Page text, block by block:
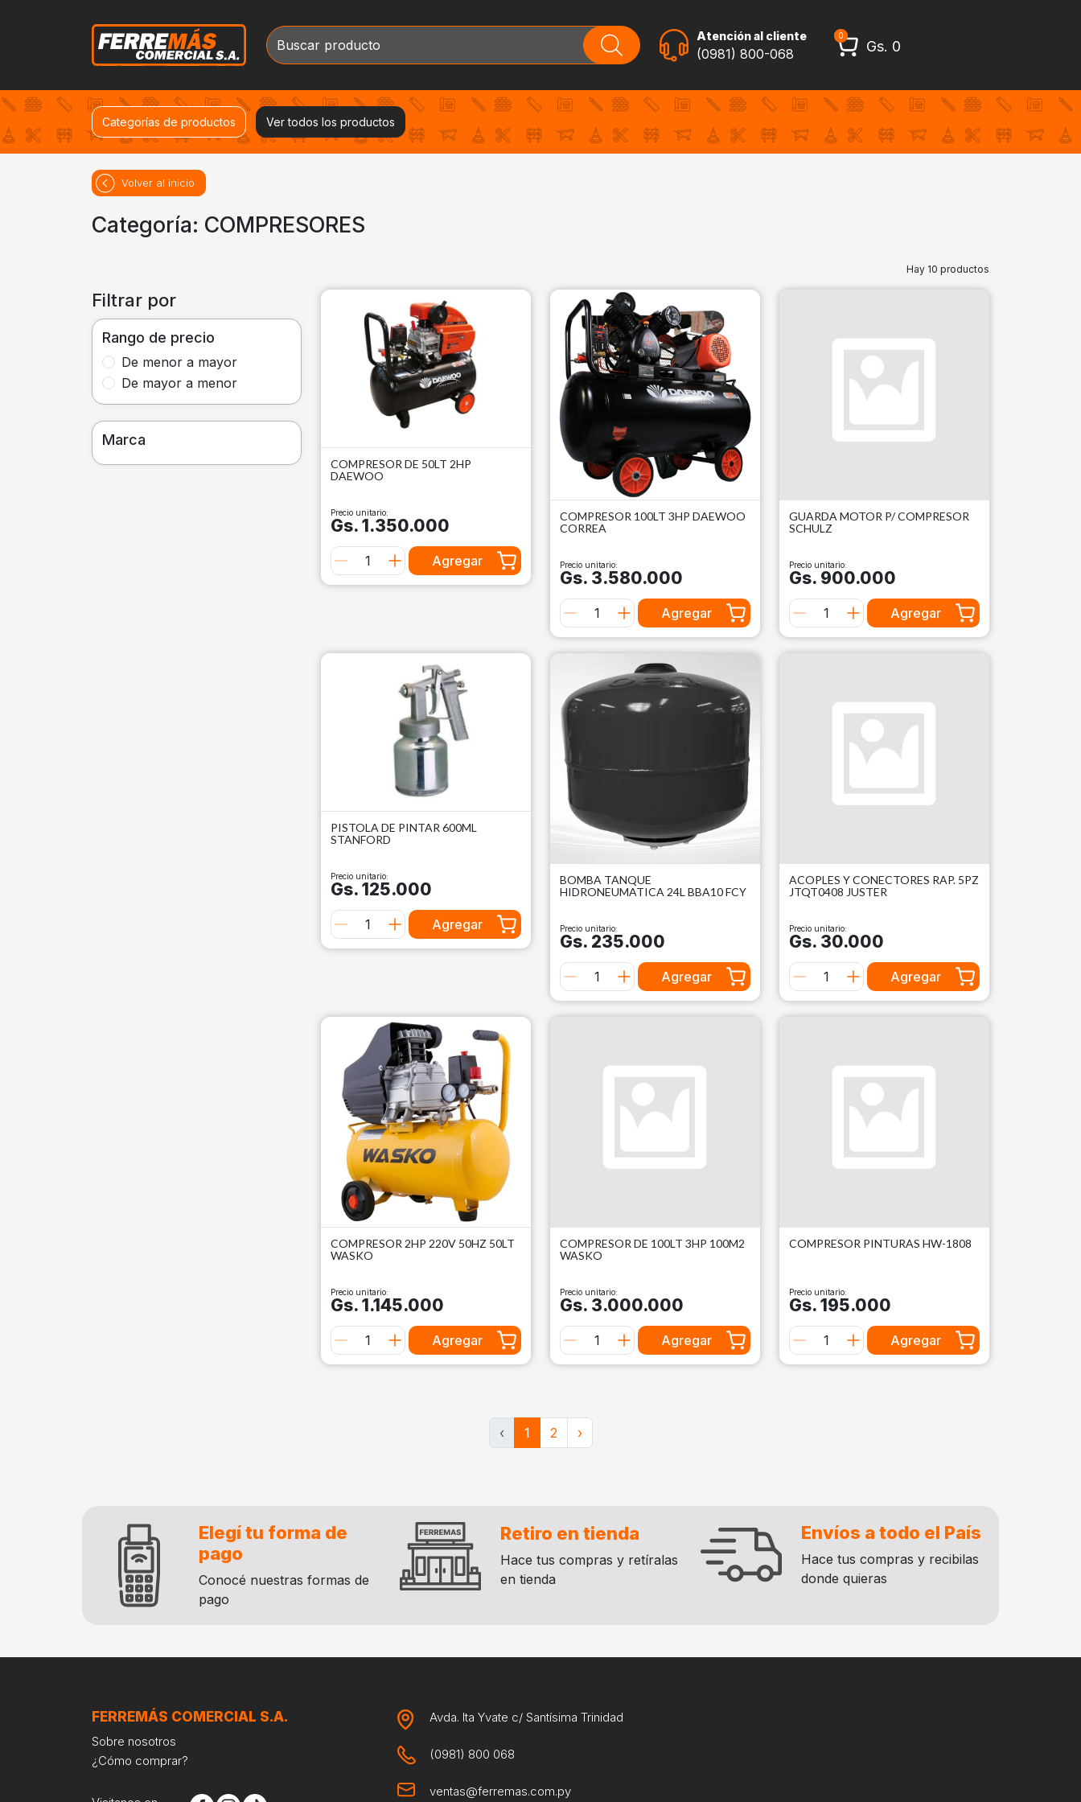
Atención al cliente
(0981) 800-068
0
Gs. 0
Categorías de productos Ver todos los productos
Volver al inicio
Categoría: COMPRESORES
Hay 10 productos
Filtrar por
Rango de precio
De menor a mayor
De mayor a menor
Marca
COMPRESOR DE 50LT 2HP
DAEWOO
Precio unitario:
Gs. 1.350.000
Agregar
COMPRESOR 100LT 3HP DAEWOO
CORREA
Precio unitario:
Gs. 3.580.000
Agregar
GUARDA MOTOR P/ COMPRESOR
SCHULZ
Precio unitario:
Gs. 900.000
Agregar
PISTOLA DE PINTAR 600ML
STANFORD
Precio unitario:
Gs. 125.000
Agregar
BOMBA TANQUE
HIDRONEUMATICA 24L BBA10 FCY
Precio unitario:
Gs. 235.000
Agregar
ACOPLES Y CONECTORES RAP. 5PZ
JTQT0408 JUSTER
Precio unitario:
Gs. 30.000
Agregar
COMPRESOR 2HP 220V 50HZ 50LT
WASKO
Precio unitario:
Gs. 1.145.000
Agregar
COMPRESOR DE 100LT 3HP 100M2
WASKO
Precio unitario:
Gs. 3.000.000
Agregar
COMPRESOR PINTURAS HW-1808
Precio unitario:
Gs. 195.000
Agregar
‹ 1 2 ›
Elegí tu forma de
pago
Conocé nuestras formas de
pago
Retiro en tienda
Hace tus compras y retíralas
en tienda
Envíos a todo el País
Hace tus compras y recibilas
donde quieras
FERREMÁS COMERCIAL S.A.
Sobre nosotros
¿Cómo comprar?
Avda. Ita Yvate c/ Santísima Trinidad
(0981) 800 068
ventas@ferremas.com.py